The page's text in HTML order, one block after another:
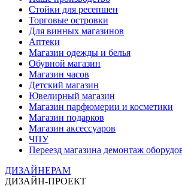
Стойки для ресепшен
Торговые островки
Для винных магазинов
Аптеки
Магазин одежды и белья
Обувной магазин
Магазин часов
Детский магазин
Ювелирный магазин
Магазин парфюмерии и косметики
Магазин подарков
Магазин аксессуаров
ЧПУ
Переезд магазина демонтаж
ДИЗАЙНЕРАМ
ДИЗАЙН-ПРОЕКТ